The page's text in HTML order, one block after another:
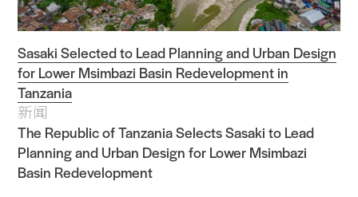
Sasaki Selected to Lead Planning and Urban Design
for Lower Msimbazi Basin Redevelopment in
Tanzania
新闻
The Republic of Tanzania Selects Sasaki to Lead
Planning and Urban Design for Lower Msimbazi
Basin Redevelopment